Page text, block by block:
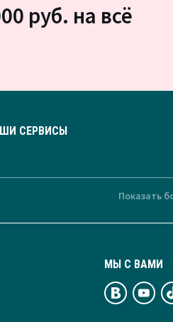
руб. на всё
СЕРВИСЫ
Показать
МЫ С ВАМИ